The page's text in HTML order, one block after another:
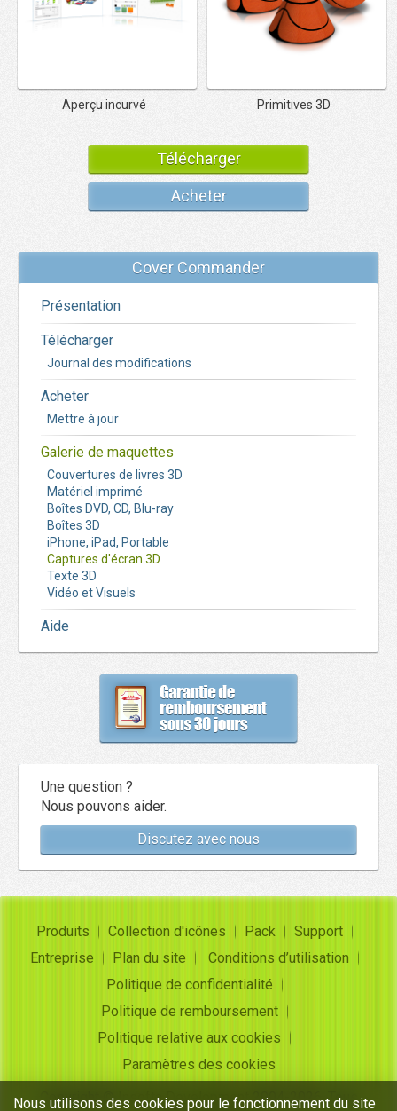
Aperçu incurvé Primitives 3D
Télécharger
Acheter
Cover Commander
Présentation
Télécharger
Journal des modifications
Acheter
Mettre à jour
Galerie de maquettes
Couvertures de livres 3D
Matériel imprimé
Boîtes DVD, CD, Blu-ray
Boîtes 3D
iPhone, iPad, Portable
Captures d'écran 3D
Texte 3D
Vidéo et Visuels
Aide
Une question ?
Nous pouvons aider.
Discutez avec nous
Produits Collection d'icônes Pack
Support
Entreprise
Plan du site
Conditions d’utilisation
Politique de confidentialité
Politique de remboursement
Politique relative aux cookies
Paramètres des cookies
Copyright ©Insofta Development 2004-2026. Tous
Nous utilisons des cookies pour le fonctionnement du site